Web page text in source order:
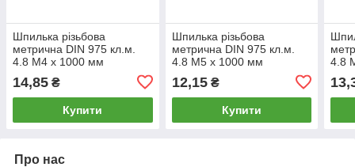
Шпилька різьбова
метрична DIN 975 кл.м.
4.8 М4 х 1000 мм
14,85 ₴
Купити
Шпилька різьбова
метрична DIN 975 кл.м.
4.8 М5 х 1000 мм
12,15₴
Купити
4.8
Про нас